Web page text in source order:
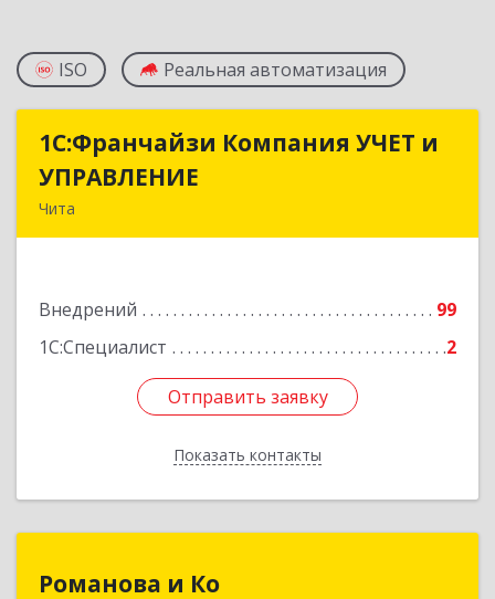
ISO Реальная автоматизация
1С:Франчайзи Компания УЧЕТ и
УПРАВЛЕНИЕ
Чита
Внедрений
99
1С:Специалист
2
Отправить заявку
Показать контакты
1С:Франчайзи Компания УЧЕТ и
Подробнее
Отправить заявку
Назад
Романова и Ко